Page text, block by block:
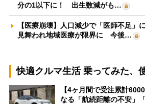
分の1以下に！ 出生数減がも…
【医療崩壊】人口減少で「医師不足」
見舞われ地域医療が限界に 今後…
快適クルマ生活 乗ってみた、
【4ヶ月間で受注累計
なる「航続距離の不安」